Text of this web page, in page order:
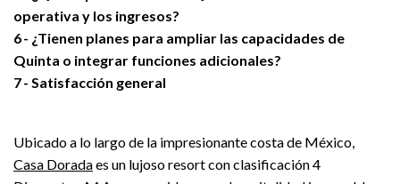
operativa y los ingresos?
6
¿Tienen planes para ampliar las capacidades de
Quinta o integrar funciones adicionales?
7 Satisfacción general
Ubicado a lo largo de la impresionante costa de México,
Casa Doradaes un lujoso resort con clasificación 4